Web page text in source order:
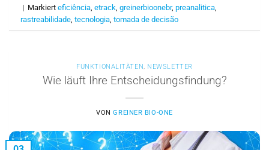
| Markierteficiência ,etrack ,greinerbioonebr,preanalitica
rastreabilidade ,tecnologia ,tomada de decisão
FUNKTIONALITÄTEN, NEWSLETTER
Wie läuft Ihre Entscheidungsfindung?
VONGREINER BIO-ONE